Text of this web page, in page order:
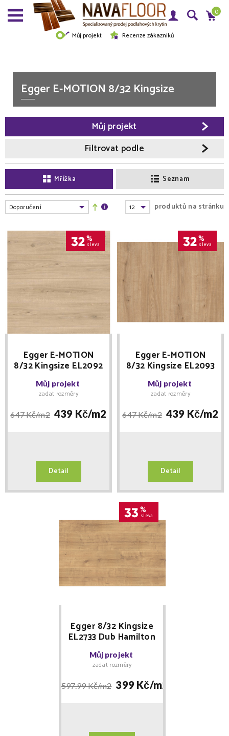
Můj projekt Recenze zákazníků
0
Egger E-MOTION 8/32 Kingsize
Filtrovat podle
Můj projekt
Mřížka Seznam
produktů na stránku
32%
sleva
Egger E-MOTION
8/32 Kingsize EL2092
Dub Ortega přírodní
Můj projekt
zadat rozměry
647 Kč/m2 439 Kč/m2
Detail
32%
sleva
Egger E-MOTION
8/32 Kingsize EL2093
Dub Ortega
Můj projekt
zadat rozměry
647 Kč/m2 439 Kč/m2
Detail
33 %
sleva
Egger 8/32 Kingsize
EL2733 Dub Hamilton
Můj projekt
zadat rozměry
597.99 Kč/m2 399 Kč/m2